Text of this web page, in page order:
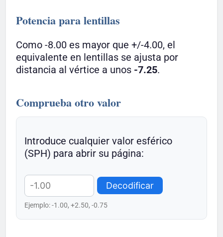
Potencia para lentillas
Como -8.00 es mayor que +/-4.00, el
equivalente en lentillas se ajusta por
distancia al vértice a unos -7.25.
Comprueba otro valor
Introduce cualquier valor esférico
(SPH) para abrir su página:
Decodificar
Ejemplo: -1.00, +2.50, -0.75